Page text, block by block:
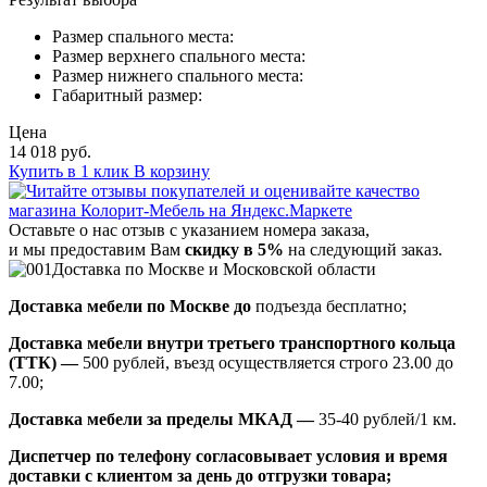
Размер спального места:
Размер верхнего спального места:
Размер нижнего спального места:
Габаритный размер:
Цена
14 018 руб.
Купить в 1 клик В корзину
Оставьте о нас отзыв с указанием номера заказа,
и мы предоставим Вам скидку в 5% на следующий заказ.
Доставка по Москве и Московской области
Доставка мебели по Москве до подъезда бесплатно;
Доставка мебели внутри третьего транспортного кольца
(ТТК) —500 рублей, въезд осуществляется строго 23.00 до
7.00;
Доставка мебели за пределы МКАД —35-40 рублей/1 км.
Диспетчер по телефону согласовывает условия и время
доставки с клиентом за день до отгрузки товара;